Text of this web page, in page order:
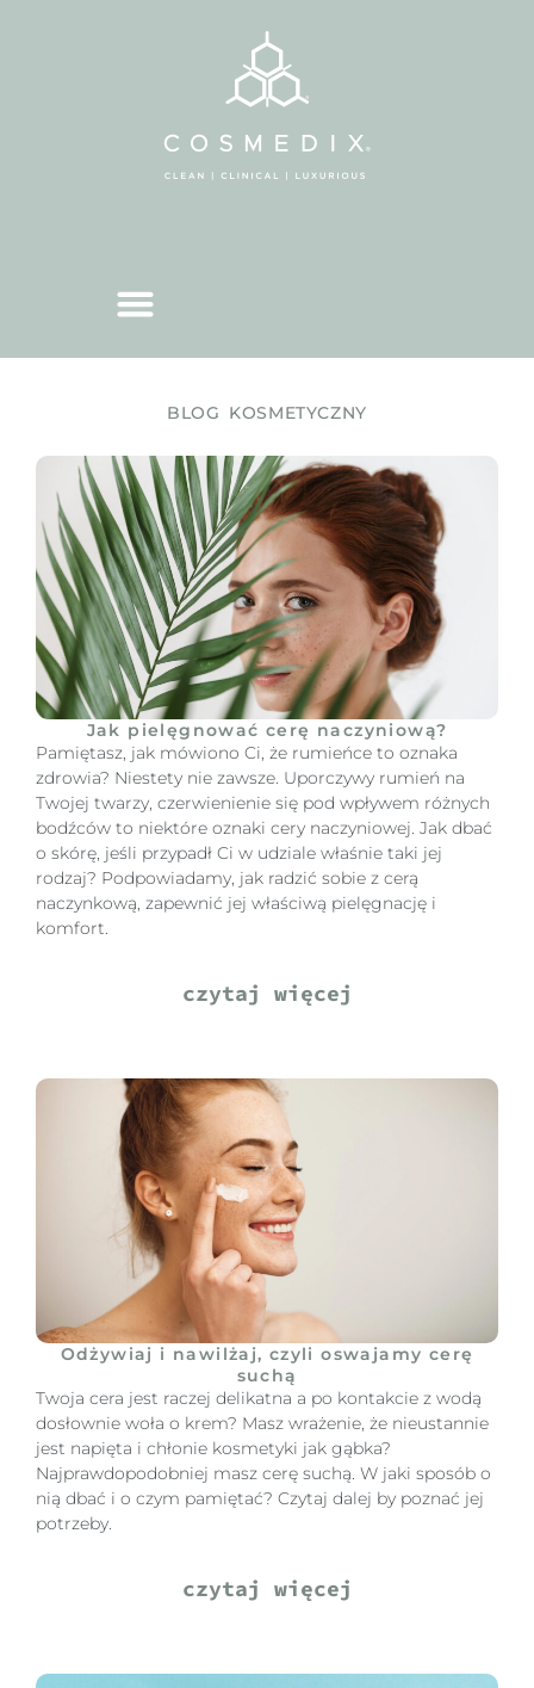
BLOG KOSMETYCZNY
Jak pielęgnować cerę naczyniową?
Pamiętasz, jak mówiono Ci, że rumieńce to oznaka
zdrowia? Niestety nie zawsze. Uporczywy rumień na
Twojej twarzy, czerwienienie się pod wpływem różnych
bodźców to niektóre oznaki cery naczyniowej. Jak dbać
o skórę, jeśli przypadł Ci w udziale właśnie taki jej
rodzaj? Podpowiadamy, jak radzić sobie z cerą
naczynkową, zapewnić jej właściwą pielęgnację i
komfort.
czytaj więcej
Odżywiaj i nawilżaj, czyli oswajamy cerę
suchą
Twoja cera jest raczej delikatna a po kontakcie z wodą
dosłownie woła o krem? Masz wrażenie, że nieustannie
jest napięta i chłonie kosmetyki jak gąbka?
Najprawdopodobniej masz cerę suchą. W jaki sposób o
nią dbać i o czym pamiętać? Czytaj dalej by poznać jej
potrzeby.
czytaj więcej